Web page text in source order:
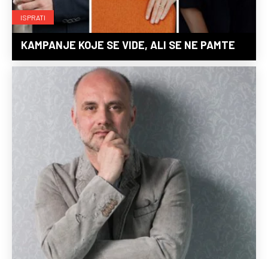
ISPRATI
KAMPANJE KOJE SE VIDE, ALI SE NE PAMTE